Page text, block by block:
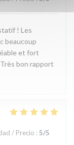
! Les
beaucoup
et fort
bon rapport
/ Precio : 5/5